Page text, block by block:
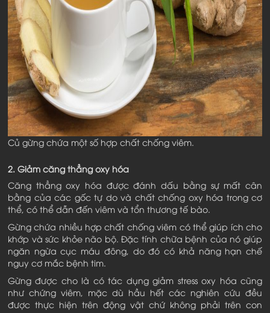
Củ gừng chứa một số hợp chất chống viêm.
2. Giảm căng thẳng oxy hóa
Căng thẳng oxy hóa được đánh dấu bằng sự mất cân
bằng của các gốc tự do và chất chống oxy hóa trong cơ
thể, có thể dẫn đến viêm và tổn thương tế bào.
Gừng chứa nhiều hợp chất chống viêm có thể giúp ích cho
khớp và sức khỏe não bộ. Đặc tính chữa bệnh của nó giúp
ngăn ngừa cục máu đông, do đó có khả năng hạn chế
nguy cơ mắc bệnh tim.
Gừng được cho là có tác dụng giảm stress oxy hóa cũng
như chứng viêm, mặc dù hầu hết các nghiên cứu đều
được thực hiện trên động vật chứ không phải trên con